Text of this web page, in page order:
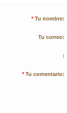
* Tu nombre:
Tu correo:
:
* Tu comentario: